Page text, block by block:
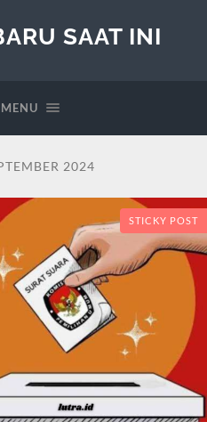
SAAT INI
2024
STICKY POST